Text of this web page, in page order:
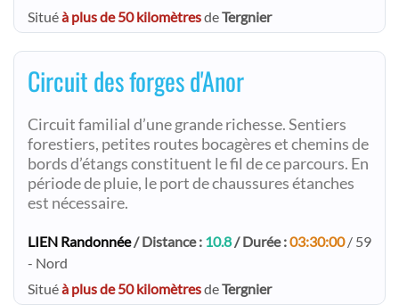
Situéà plus de 50 kilomètresdeTergnier
Circuit des forges d'Anor
Circuit familial d’une grande richesse. Sentiers
forestiers, petites routes bocagères et chemins de
bords d’étangs constituent le fil de ce parcours. En
période de pluie, le port de chaussures étanches
est nécessaire.
LIEN Randonnée/ Distance : 10.8/ Durée :03:30:00/ 59
- Nord
Situéà plus de 50 kilomètresdeTergnier